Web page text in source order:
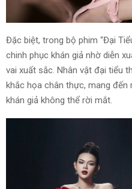
Đặc biệt, trong bộ phim “Đại
chinh phục khán giả nhờ diễn
vai xuất sắc. Nhân vật đại tiểu
khắc họa chân thực, mang đến
khán giả không thể rời mắt.